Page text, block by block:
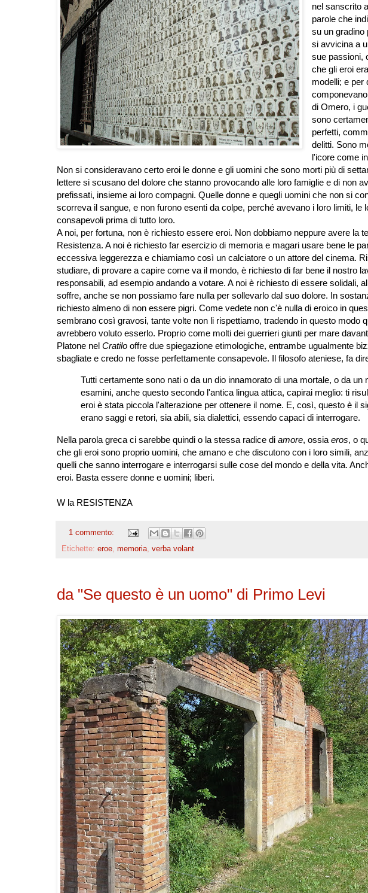
nel sanscrito
parole che
su un gradino
si avvicina a
sue passioni,
che gli eroi
modelli; e per
di Omero, i
sono
perfetti,
delitti. Sono
l'icore come
Non si consideravano certo eroi le donne e gli uomini che sono morti più di
lettere si scusano del dolore che stanno provocando alle loro famiglie e di non
prefissati, insieme ai loro compagni. Quelle donne e quegli uomini che non si
scorreva il sangue, e non furono esenti da colpe, perché avevano i loro limiti, le
consapevoli prima di tutto loro.
A noi, per fortuna, non è richiesto essere eroi. Non dobbiamo neppure avere la
Resistenza. A noi è richiesto far esercizio di memoria e magari usare bene le
eccessiva leggerezza e chiamiamo così un calciatore o un attore del cinema.
studiare, di provare a capire come va il mondo, è richiesto di far bene il nostro
responsabili, ad esempio andando a votare. A noi è richiesto di essere solidali,
soffre, anche se non possiamo fare nulla per sollevarlo dal suo dolore. In
richiesto almeno di non essere pigri. Come vedete non c'è nulla di eroico in
sembrano così gravosi, tante volte non li rispettiamo, tradendo in questo modo
avrebbero voluto esserlo. Proprio come molti dei guerrieri giunti per mare
Platone nel Cratilo offre due spiegazione etimologiche, entrambe ugualmente
sbagliate e credo ne fosse perfettamente consapevole. Il filosofo ateniese, fa
Tutti certamente sono nati o da un dio innamorato di una mortale, o da
esamini, anche questo secondo l'antica lingua attica, capirai meglio: ti
eroi è stata piccola l'alterazione per ottenere il nome. E, così, questo è il
erano saggi e retori, sia abili, sia dialettici, essendo capaci di interrogare.
Nella parola greca ci sarebbe quindi o la stessa radice di amore, ossia eros, o
che gli eroi sono proprio uomini, che amano e che discutono con i loro simili,
quelli che sanno interrogare e interrogarsi sulle cose del mondo e della vita.
eroi. Basta essere donne e uomini; liberi.
W la RESISTENZA
1 commento:
Etichette: eroe, memoria, verba volant
da "Se questo è un uomo" di Primo Levi